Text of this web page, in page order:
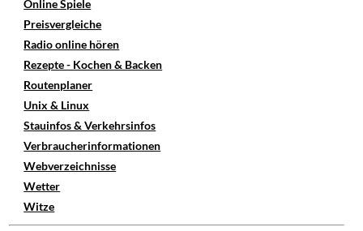
Online Spiele
Preisvergleiche
Radio online hören
Rezepte - Kochen & Backen
Routenplaner
Unix & Linux
Stauinfos & Verkehrsinfos
Verbraucherinformationen
Webverzeichnisse
Wetter
Witze